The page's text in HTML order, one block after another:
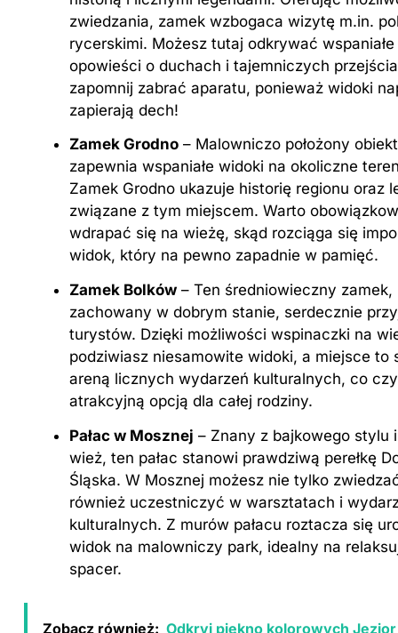
zwiedzania, zamek wzbogaca wizytę m.in.
rycerskimi. Możesz tutaj odkrywać wspaniałe
opowieści o duchach i tajemniczych
zapomnij zabrać aparatu, ponieważ widoki
zapierają dech!
Zamek Grodno – Malowniczo położony
zapewnia wspaniałe widoki na okoliczne
Zamek Grodno ukazuje historię regionu oraz
związane z tym miejscem. Warto
wdrapać się na wieżę, skąd rozciąga się
widok, który na pewno zapadnie w pamięć.
Zamek Bolków – Ten średniowieczny zamek,
zachowany w dobrym stanie, serdecznie
turystów. Dzięki możliwości wspinaczki na
podziwiasz niesamowite widoki, a miejsce to
areną licznych wydarzeń kulturalnych, co
atrakcyjną opcją dla całej rodziny.
Pałac w Mosznej – Znany z bajkowego stylu
wież, ten pałac stanowi prawdziwą perełkę
Śląska. W Mosznej możesz nie tylko
również uczestniczyć w warsztatach i
kulturalnych. Z murów pałacu roztacza się
widok na malowniczy park, idealny na
spacer.
Zobacz również: Odkryj piękno kolorowych